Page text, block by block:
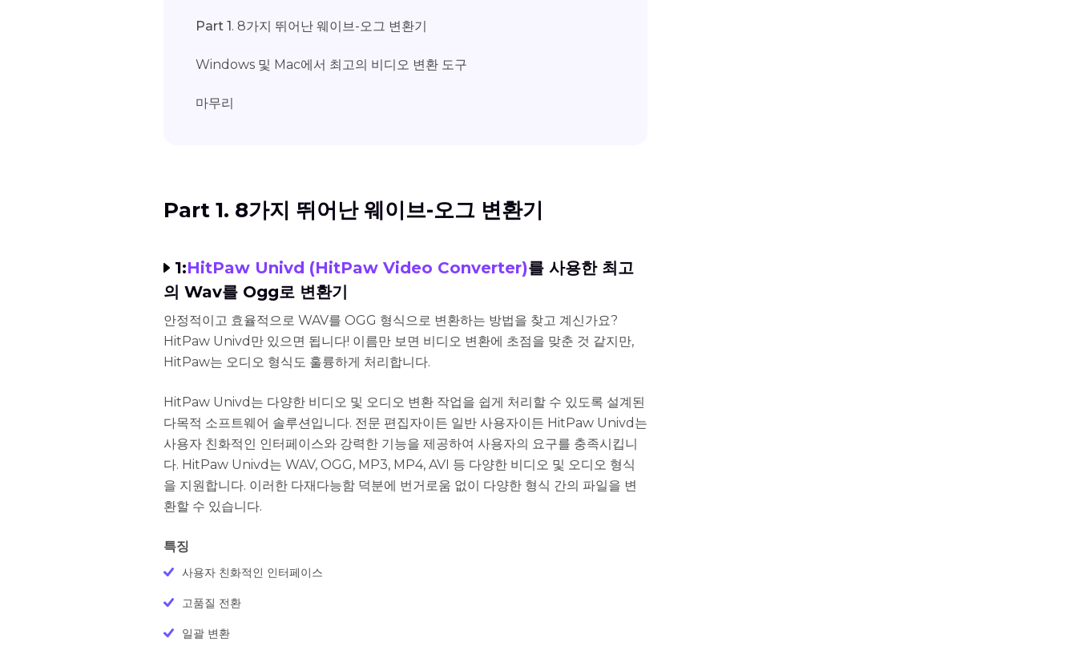
Part 1. 8가지 뛰어난 웨이브-오그 변환기
Windows 및 Mac에서 최고의 비디오 변환 도구
마무리
Part 1. 8가지 뛰어난 웨이브-오그 변환기
1:HitPaw Univd (HitPaw Video Converter)를 사용한 최고
의 Wav를 Ogg로 변환기
안정적이고 효율적으로 WAV를 OGG 형식으로 변환하는 방법을 찾고 계신가요?
HitPaw Univd만 있으면 됩니다! 이름만 보면 비디오 변환에 초점을 맞춘 것 같지만,
HitPaw는 오디오 형식도 훌륭하게 처리합니다.
HitPaw Univd는 다양한 비디오 및 오디오 변환 작업을 쉽게 처리할 수 있도록 설계된
다목적 소프트웨어 솔루션입니다. 전문 편집자이든 일반 사용자이든 HitPaw Univd는
사용자 친화적인 인터페이스와 강력한 기능을 제공하여 사용자의 요구를 충족시킵니
다. HitPaw Univd는 WAV, OGG, MP3, MP4, AVI 등 다양한 비디오 및 오디오 형식
을 지원합니다. 이러한 다재다능함 덕분에 번거로움 없이 다양한 형식 간의 파일을 변
환할 수 있습니다.
특징
사용자 친화적인 인터페이스
고품질 전환
일괄 변환